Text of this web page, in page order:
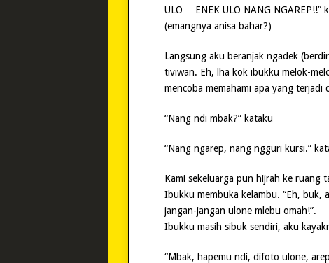
ULO… ENEK ULO NANG
(emangnya anisa bahar?)
Langsung aku beranjak ngadek
tiviwan. Eh, lha kok ibukku melok-
mencoba memahami apa yang terjadi
“Nang ndi mbak?” kataku
“Nang ngarep, nang ngguri kursi.”
Kami sekeluarga pun hijrah ke ruang
Ibukku membuka kelambu. “Eh, buk,
jangan-jangan ulone mlebu omah!”.
Ibukku masih sibuk sendiri, aku
“Mbak, hapemu ndi, difoto ulone,